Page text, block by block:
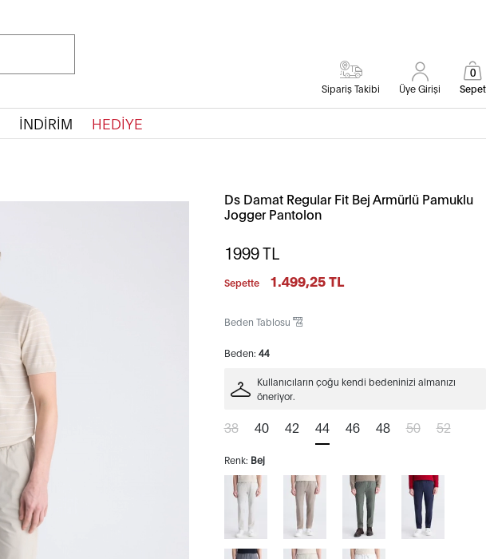
Sipariş Takibi Üye Girişi Sepet
0
İNDİRİM HEDİYE
Ds Damat Regular Fit Bej Armürlü Pamuklu
Jogger Pantolon
1999TL
Sepette 1.499,25 TL
Beden: 44
Beden Tablosu
Kullanıcıların çoğu kendi bedeninizi almanızı
öneriyor.
38 40 42 44 46 48 50 52
Renk: Bej